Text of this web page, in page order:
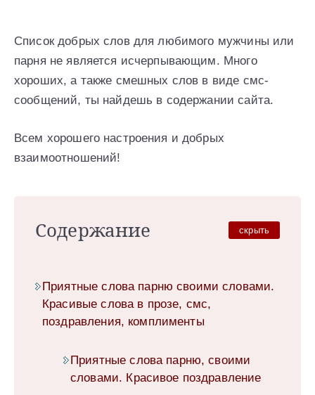
Список добрых слов для любимого мужчины или
парня не является исчерпывающим. Много
хороших, а также смешных слов в виде смс-
сообщений, ты найдешь в содержании сайта.
Всем хорошего настроения и добрых
взаимоотношений!
Содержание скрыть
Приятные слова парню своими словами.
Красивые слова в прозе, смс,
поздравления, комплименты
Приятные слова парню, своими
словами. Красивое поздравление